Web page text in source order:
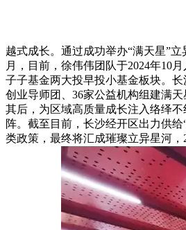
越式成长。通过成功举办“满天星”
月，目前，徐伟伟团队于2024年10
子子基金两大投早投小基金板块。
创业导师团、36家公益机构组建满
其后，为区域高质量成长注入络绎
阵。截至目前，长沙经开区出力供
类政策，最终将汇成璀璨立异星河